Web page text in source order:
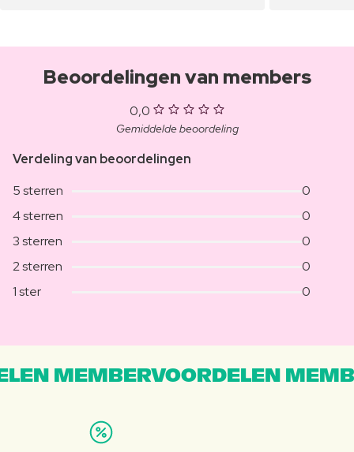
Beoordelingen van members
0,0
Gemiddelde beoordeling
Verdeling van beoordelingen
5 sterren
0
4 sterren
0
3 sterren
0
2 sterren
0
1 ster
0
MEMBERVOORDELEN